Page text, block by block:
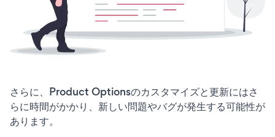
さらに、Product Optionsのカスタマイズと更新にはさ
らに時間がかかり、新しい問題やバグが発生する可能性が
あります。